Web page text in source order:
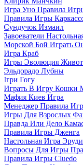
Игра Уно Правила
Правила Игры
Сундучок Измаил
Завоеватели
Морской Бой Играть
Игра Краб
Игры Эволюция
Эльдорадо Лубны
Ігри Гогу
Играть В Игру Кошки
Мафия Киев Игра
Менеджер Правила
Игры Для Взрослых
Правда Или Дело
Правила Игры Дженга
Настольная Игра
Вопросы Для Игры
Правила Игры Cluedo